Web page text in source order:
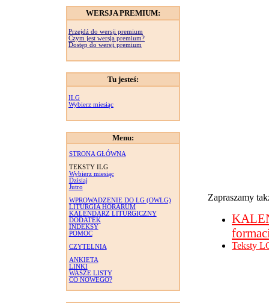
WERSJA PREMIUM:
Przejdź do wersji premium
Czym jest wersja premium?
Dostęp do wersji premium
Tu jesteś:
ILG
Wybierz miesiąc
Menu:
STRONA GŁÓWNA
TEKSTY ILG
Wybierz miesiąc
Dzisiaj
Jutro
WPROWADZENIE DO LG (OWLG)
LITURGIA HORARUM
KALENDARZ LITURGICZNY
DODATEK
INDEKSY
POMOC
CZYTELNIA
ANKIETA
LINKI
WASZE LISTY
CO NOWEGO?
Zapraszamy
Teksty